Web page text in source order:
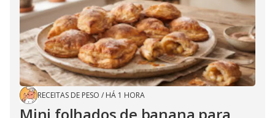
RECEITAS DE PESO / HÁ 1 HORA